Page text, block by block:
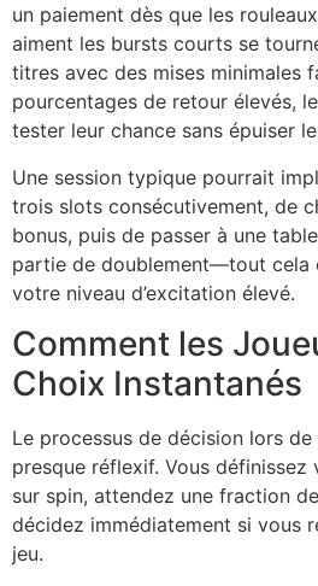
un paiement dès que les
aiment les bursts courts se
titres avec des mises minimales
pourcentages de retour élevés,
tester leur chance sans épuiser
Une session typique pourrait
trois slots consécutivement, de
bonus, puis de passer à une
partie de doublement—tout cela
votre niveau d’excitation élevé.
Comment les
Choix Instantanés
Le processus de décision lors
presque réflexif. Vous définissez
sur spin, attendez une fraction
décidez immédiatement si vous
jeu.